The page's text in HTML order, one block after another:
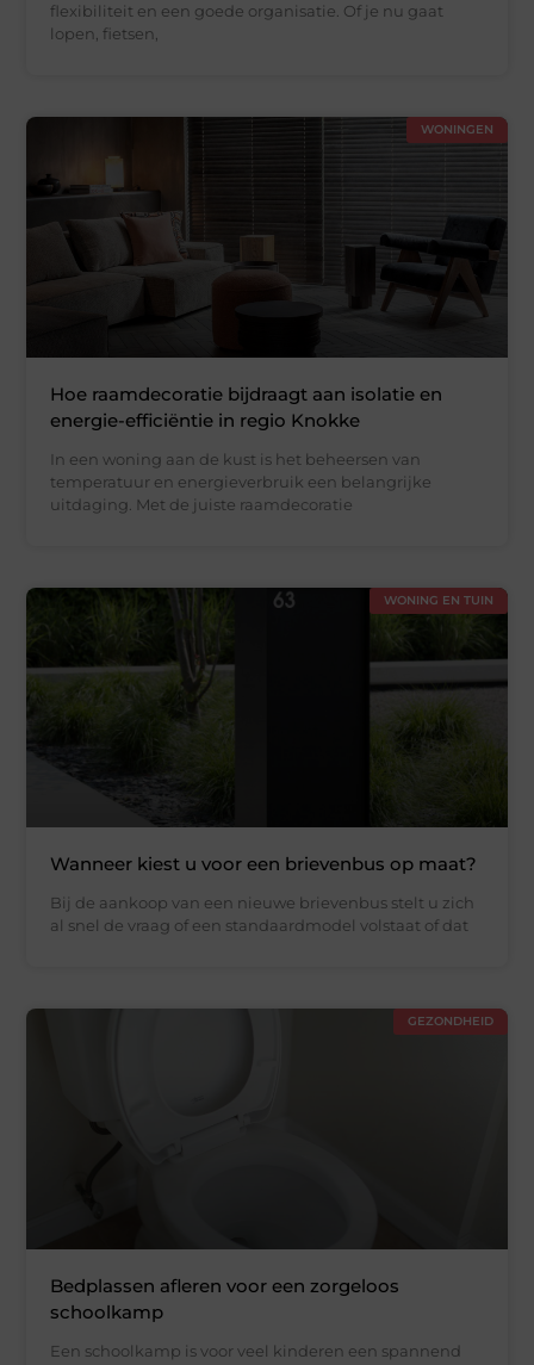
flexibiliteit en een goede organisatie. Of je nu gaat
lopen, fietsen,
WONINGEN
Hoe raamdecoratie bijdraagt aan isolatie en
energie-efficiëntie in regio Knokke
In een woning aan de kust is het beheersen van
temperatuur en energieverbruik een belangrijke
uitdaging. Met de juiste raamdecoratie
WONING EN TUIN
Wanneer kiest u voor een brievenbus op maat?
Bij de aankoop van een nieuwe brievenbus stelt u zich
al snel de vraag of een standaardmodel volstaat of dat
GEZONDHEID
Bedplassen afleren voor een zorgeloos
schoolkamp
Een schoolkamp is voor veel kinderen een spannend